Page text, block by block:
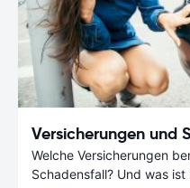
Versicherungen und
Welche Versicherungen
Schadensfall? Und was